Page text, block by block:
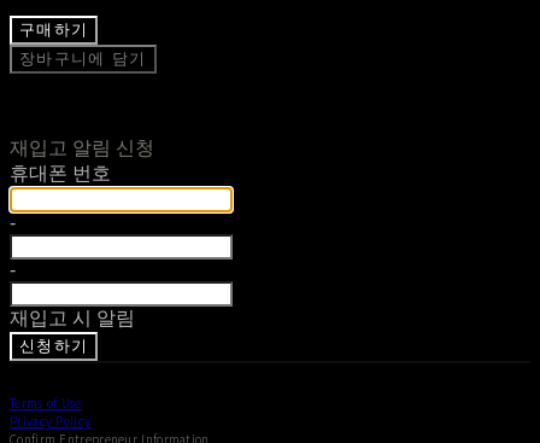
구매하기
장바구니에 담기
재입고 알림 신청
휴대폰 번호
-
-
재입고 시 알림
신청하기
Terms of Use
Privacy Policy
Confirm Entrepreneur Information